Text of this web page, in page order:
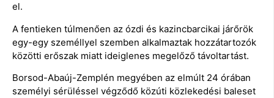
el.
A fentieken túlmenően az ózdi és kazincbarcikai járőrök
egy-egy személlyel szemben alkalmaztak hozzátartozók
közötti erőszak miatt ideiglenes megelőző távoltartást.
Borsod-Abaúj-Zemplén megyében az elmúlt 24 órában
személyi sérüléssel végződő közúti közlekedési baleset